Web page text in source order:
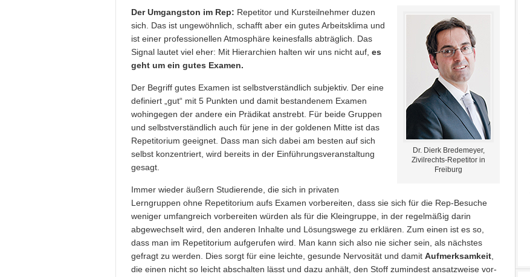
Dr. Dierk Bredemeyer,
Zivilrechts-Repetitor in
Freiburg
Der Umgangston im Rep: Repetitor und Kursteilnehmer duzen
sich. Das ist ungewöhnlich, schafft aber ein gutes Arbeitsklima und
ist einer professionellen Atmosphäre keinesfalls abträglich. Das
Signal lautet viel eher: Mit Hierarchien halten wir uns nicht auf, es
geht um ein gutes Examen.
Der Begriff gutes Examen ist selbstverständlich subjektiv. Der eine
definiert „gut“ mit 5 Punkten und damit bestandenem Examen
wohingegen der andere ein Prädikat anstrebt. Für beide Gruppen
und selbstverständlich auch für jene in der goldenen Mitte ist das
Repetitorium geeignet. Dass man sich dabei am besten auf sich
selbst konzentriert, wird bereits in der Einführungsveranstaltung
gesagt.
Immer wieder äußern Studierende, die sich in privaten
Lerngruppen ohne Repetitorium aufs Examen vorbereiten, dass sie sich für die Rep-Besuche
weniger umfangreich vorbereiten würden als für die Kleingruppe, in der regelmäßig darin
abgewechselt wird, den anderen Inhalte und Lösungswege zu erklären. Zum einen ist es so,
dass man im Repetitorium aufgerufen wird. Man kann sich also nie sicher sein, als nächstes
gefragt zu werden. Dies sorgt für eine leichte, gesunde Nervosität und damit Aufmerksamkeit
die einen nicht so leicht abschalten lässt und dazu anhält, den Stoff zumindest ansatzweise vor-